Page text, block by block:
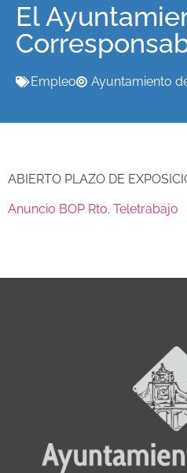
El
Empleo Ayuntamiento
ABIERTO PLAZO DE
Anuncio BOP Rto. Teletrabajo